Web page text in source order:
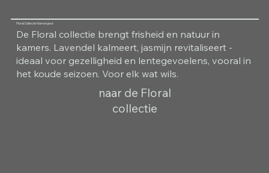
Floral Collectie Kamergeur
De Floral collectie brengt frisheid en natuur in
kamers. Lavendel kalmeert, jasmijn revitaliseert -
ideaal voor gezelligheid en lentegevoelens, vooral in
het koude seizoen. Voor elk wat wils.
naar de Floral
collectie